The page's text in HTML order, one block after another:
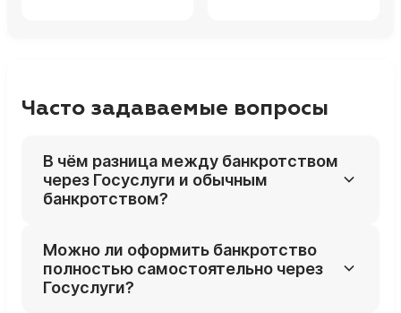
Часто задаваемые вопросы
В чём разница между банкротством
через Госуслуги и обычным
банкротством?
часть документов онлайн, а не лично
несёте их в суд. Сама процедура,
требования к должнику, последствия и
Можно ли оформить банкротство
полностью самостоятельно через
Госуслуги?